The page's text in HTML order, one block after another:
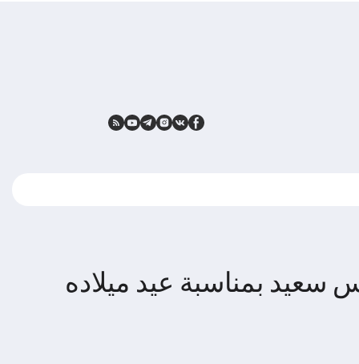
سعيد بمناسبة عيد ميلاده